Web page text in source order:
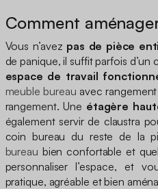
Comment
Vous n’avez pas de pièce
de panique, il suffit parfois
espace de travail
meuble bureau avec
rangement. Une étagère
également servir de claustra
coin bureau du reste de la
bureau bien confortable et
personnaliser l’espace, et
pratique, agréable et bien